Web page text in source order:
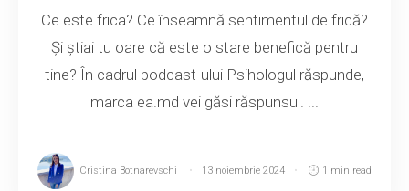
Ce este frica? Ce înseamnă sentimentul de frică?
Și știai tu oare că este o stare benefică pentru
tine? În cadrul podcast-ului Psihologul răspunde,
marca ea.md vei găsi răspunsul. ...
Cristina Botnarevschi 13 noiembrie 2024 1 min read